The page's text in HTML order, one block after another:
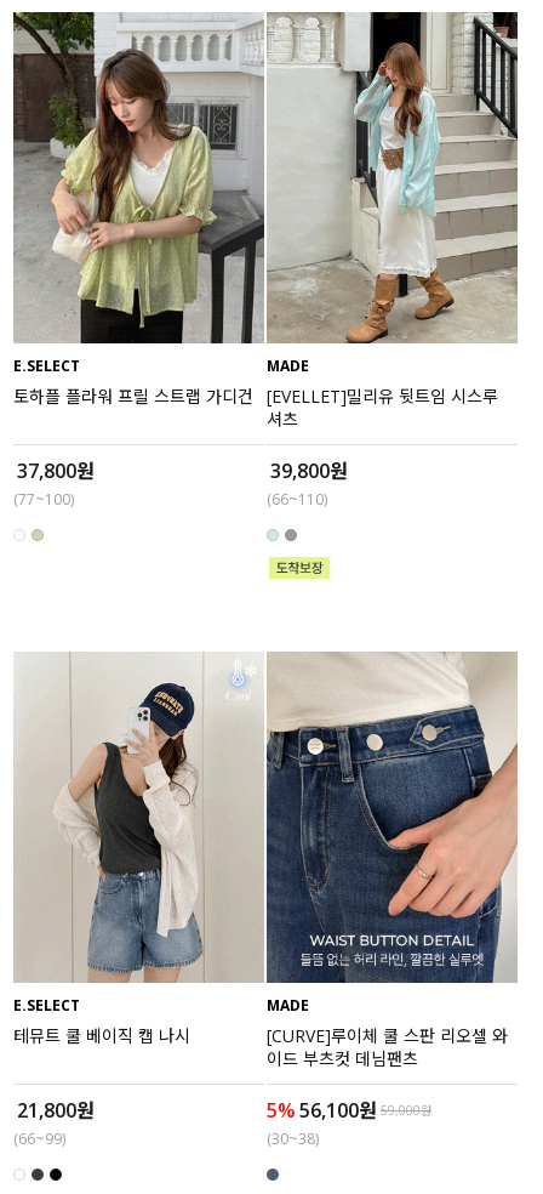
E.SELECT
토하플 플라워 프릴 스트랩 가디건
37,800원
(77~100)
MADE
[EVELLET]밀리유 뒷트임 시스루
셔츠
39,800원
(66~110)
E.SELECT
테뮤트 쿨 베이직 캡 나시
21,800원
(66~99)
MADE
[CURVE]루이체 쿨 스판 리오셀 와
이드 부츠컷 데님팬츠
5%56,100원 59,000원
(30~38)